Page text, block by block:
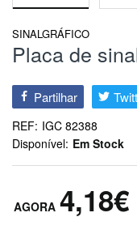
SINALGRÁFICO
Placa de
Partilhar
REF: IGC 82388
Disponível: Em Stock
4,18€